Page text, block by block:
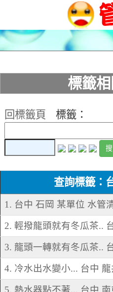
標籤
回標籤頁
標籤：
查詢標籤：
1. 台中 石岡 某單位 水管
2. 輕撥龍頭就有冬瓜茶..
3. 龍頭一轉就有冬瓜茶..
4. 冷水出水變小... 台中
5. 熱水器點不著... 台中